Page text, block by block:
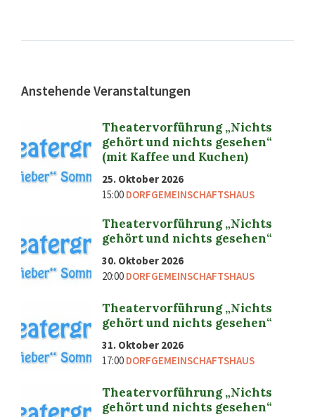
Anstehende Veranstaltungen
Theatervorführung „Nichts
gehört und nichts gesehen“
(mit Kaffee und Kuchen)
25. Oktober 2026
15:00 DORFGEMEINSCHAFTSHAUS
Theatervorführung „Nichts
gehört und nichts gesehen“
30. Oktober 2026
20:00 DORFGEMEINSCHAFTSHAUS
Theatervorführung „Nichts
gehört und nichts gesehen“
31. Oktober 2026
17:00 DORFGEMEINSCHAFTSHAUS
Theatervorführung „Nichts
gehört und nichts gesehen“